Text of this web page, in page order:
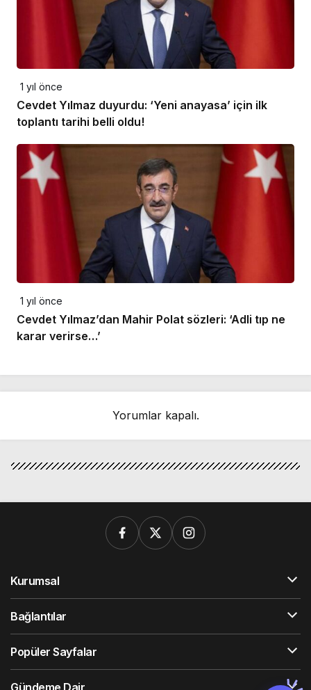
1 yıl önce
Cevdet Yılmaz duyurdu: ‘Yeni anayasa’ için ilk
toplantı tarihi belli oldu!
1 yıl önce
Cevdet Yılmaz’dan Mahir Polat sözleri: ‘Adli tıp ne
karar verirse…’
Yorumlar kapalı.
Kurumsal
Bağlantılar
Popüler Sayfalar